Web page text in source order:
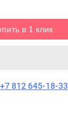
в 1 клик
+7 812 645-18-33